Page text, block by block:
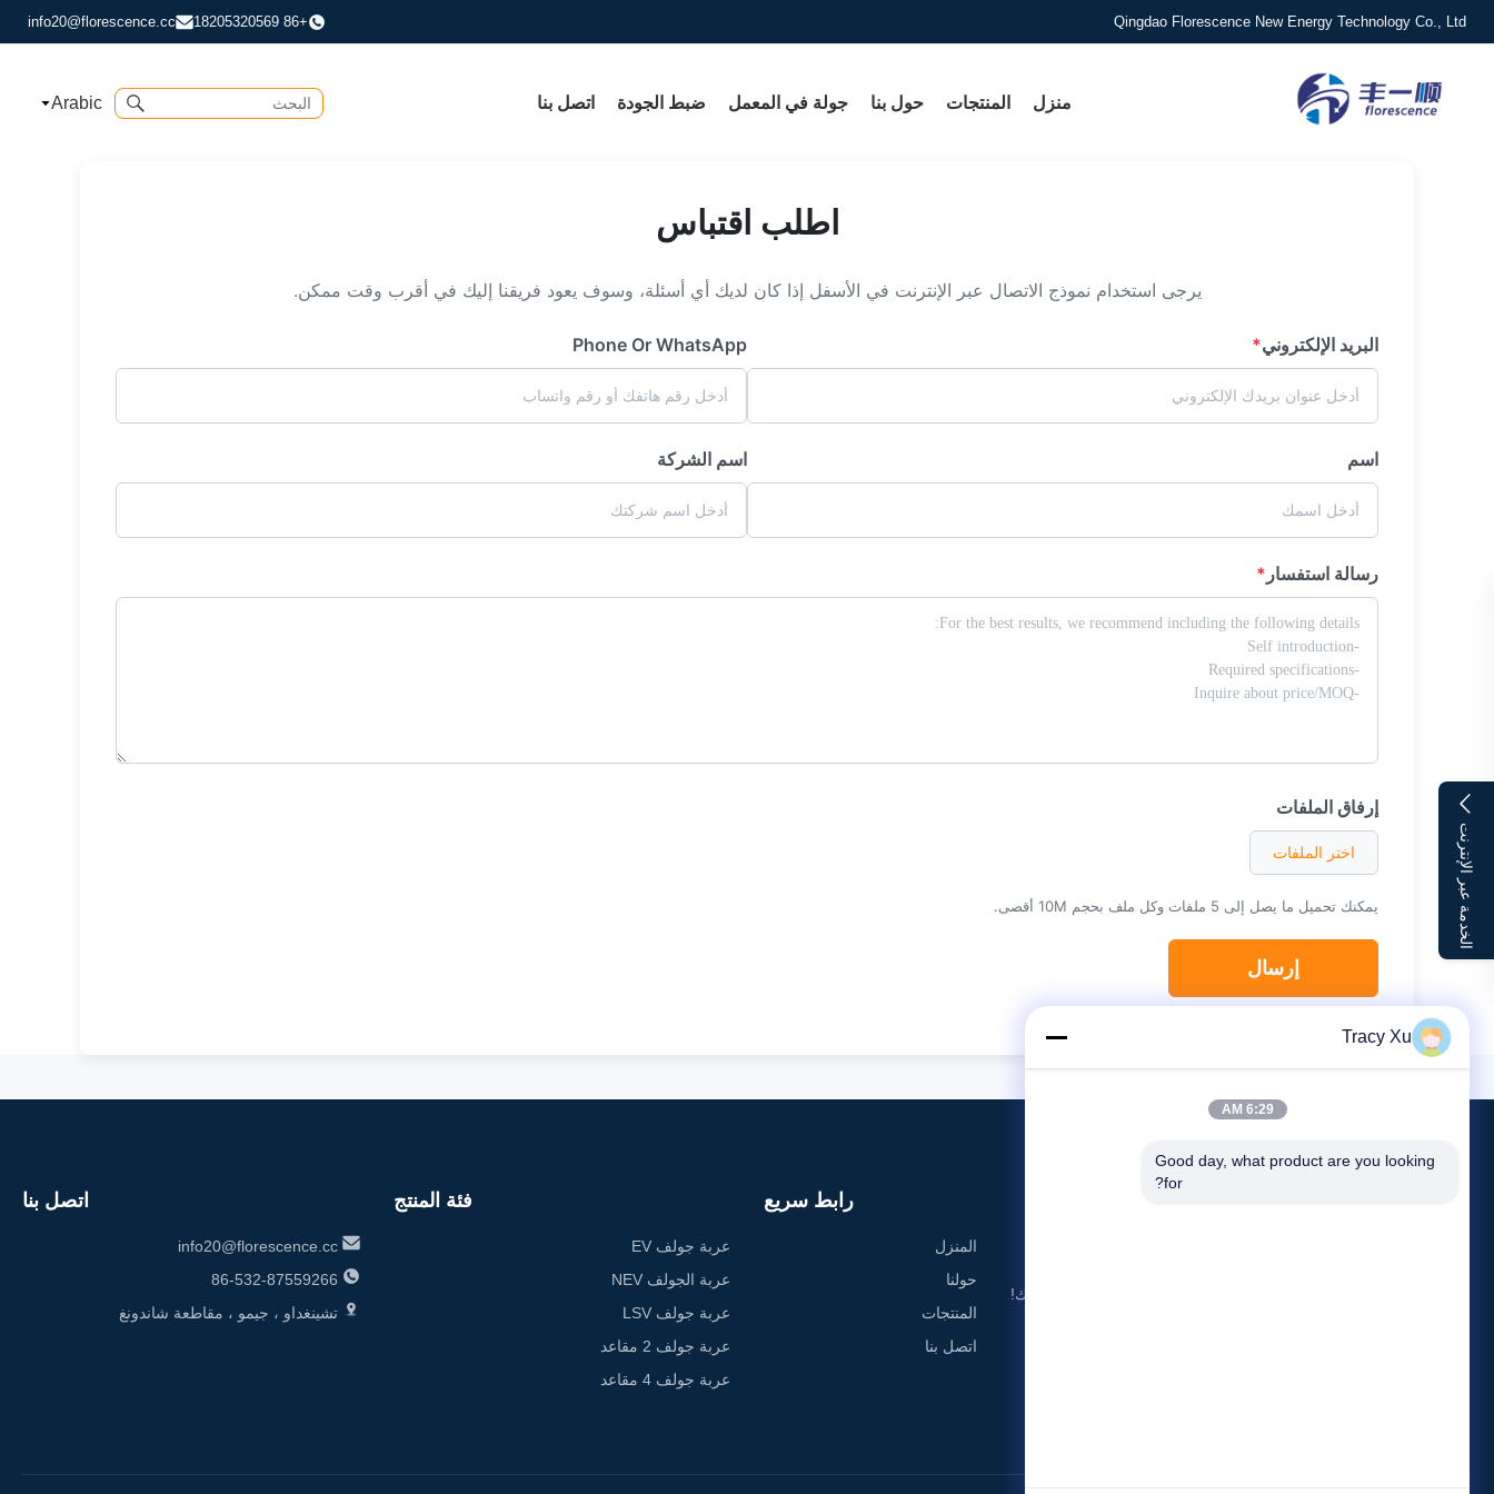
Qingdao Florescence New Energy Technology Co., Ltd
+86 18205320569
info20@florescence.cc
منزل المنتجات حول بنا جولة في المعمل ضبط الجودة اتصل بنا Arabic
الخدمة عبر الإنترنت
اطلب اقتباس
يرجى استخدام نموذج الاتصال عبر الإنترنت في الأسفل إذا كان لديك أي أسئلة، وسوف يعود فريقنا إليك في أقرب وقت ممكن.
البريد الإلكتروني*
Phone Or WhatsApp
اسم اسم الشركة
رسالة استفسار *
إرفاق الملفات
اختر الملفات
يمكنك تحميل ما يصل إلى 5 ملفات وكل ملف بحجم 10M أقصى.
إرسال
ابنِ عربتك الخاصة بالجولف، أنت تستحق ذلك!
رابط سريع
المنزل
حولنا
المنتجات
اتصل بنا
فئة المنتج
عربة جولف EV
عربة الجولف NEV
عربة جولف LSV
عربة جولف 2 مقاعد
عربة جولف 4 مقاعد
اتصل بنا
info20@florescence.cc
86-532-87559266
تشينغداو ، جيمو ، مقاطعة شاندونغ
Tracy Xu
6:29 AM
Good day, what product are you looking
for?